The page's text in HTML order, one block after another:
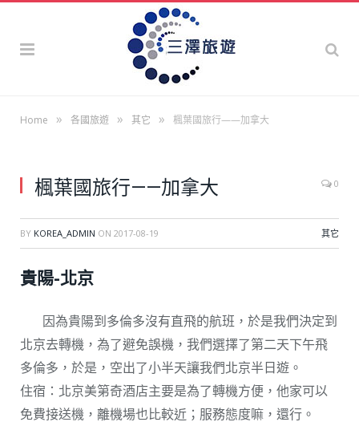
Home » 各國旅遊 » 其它 » 楓葉國旅行——加拿大
楓葉國旅行——加拿大 0
BY KOREA_ADMIN ON 2017-08-19 其它
貴陽-北京
因為貴陽到多倫多沒有直飛的航班，於是我們決定到
北京去轉機，為了避免誤機，我們選擇了第二天下午飛
多倫多，於是，空出了小半天讓我們北京半日遊。
住宿：北京美第奇酒店主要是為了轉機方便，他家可以
免費接送機，離機場也比較近；服務態度嘛，還行。